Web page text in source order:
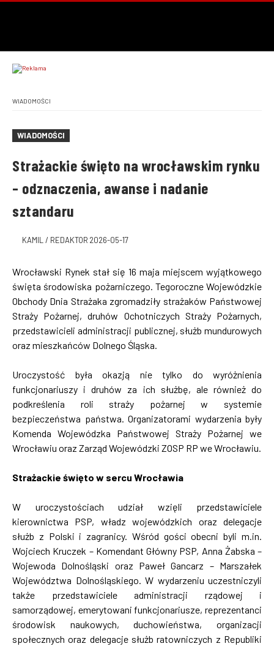
WIADOMOŚCI
WIADOMOŚCI
Strażackie święto na wrocławskim rynku
– odznaczenia, awanse i nadanie
sztandaru
KAMIL / REDAKTOR 2026-05-17
Wrocławski Rynek stał się 16 maja miejscem wyjątkowego
święta środowiska pożarniczego. Tegoroczne Wojewódzkie
Obchody Dnia Strażaka zgromadziły strażaków Państwowej
Straży Pożarnej, druhów Ochotniczych Straży Pożarnych,
przedstawicieli administracji publicznej, służb mundurowych
oraz mieszkańców Dolnego Śląska.
Uroczystość była okazją nie tylko do wyróżnienia
funkcjonariuszy i druhów za ich służbę, ale również do
podkreślenia roli straży pożarnej w systemie
bezpieczeństwa państwa. Organizatorami wydarzenia były
Komenda Wojewódzka Państwowej Straży Pożarnej we
Wrocławiu oraz Zarząd Wojewódzki ZOSP RP we Wrocławiu.
Strażackie święto w sercu Wrocławia
W uroczystościach udział wzięli przedstawiciele
kierownictwa PSP, władz wojewódzkich oraz delegacje
służb z Polski i zagranicy. Wśród gości obecni byli m.in.
Wojciech Kruczek – Komendant Główny PSP, Anna Żabska –
Wojewoda Dolnośląski oraz Paweł Gancarz – Marszałek
Województwa Dolnośląskiego. W wydarzeniu uczestniczyli
także przedstawiciele administracji rządowej i
samorządowej, emerytowani funkcjonariusze, reprezentanci
środowisk naukowych, duchowieństwa, organizacji
społecznych oraz delegacje służb ratowniczych z Republiki